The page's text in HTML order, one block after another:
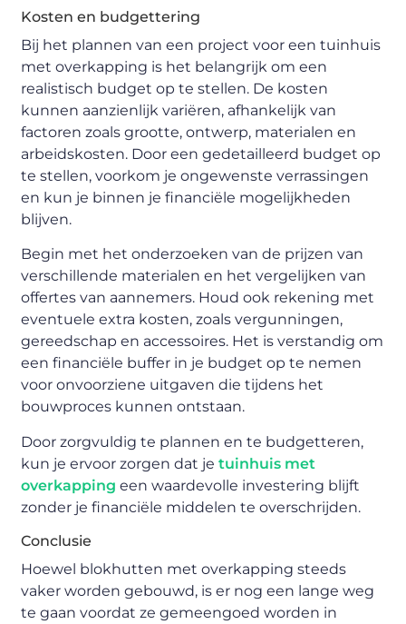
Kosten en budgettering
Bij het plannen van een project voor een tuinhuis
met overkapping is het belangrijk om een
realistisch budget op te stellen. De kosten
kunnen aanzienlijk variëren, afhankelijk van
factoren zoals grootte, ontwerp, materialen en
arbeidskosten. Door een gedetailleerd budget op
te stellen, voorkom je ongewenste verrassingen
en kun je binnen je financiële mogelijkheden
blijven.
Begin met het onderzoeken van de prijzen van
verschillende materialen en het vergelijken van
offertes van aannemers. Houd ook rekening met
eventuele extra kosten, zoals vergunningen,
gereedschap en accessoires. Het is verstandig om
een financiële buffer in je budget op te nemen
voor onvoorziene uitgaven die tijdens het
bouwproces kunnen ontstaan.
Door zorgvuldig te plannen en te budgetteren,
kun je ervoor zorgen dat je tuinhuis met
overkapping een waardevolle investering blijft
zonder je financiële middelen te overschrijden.
Conclusie
Hoewel blokhutten met overkapping steeds
vaker worden gebouwd, is er nog een lange weg
te gaan voordat ze gemeengoed worden in